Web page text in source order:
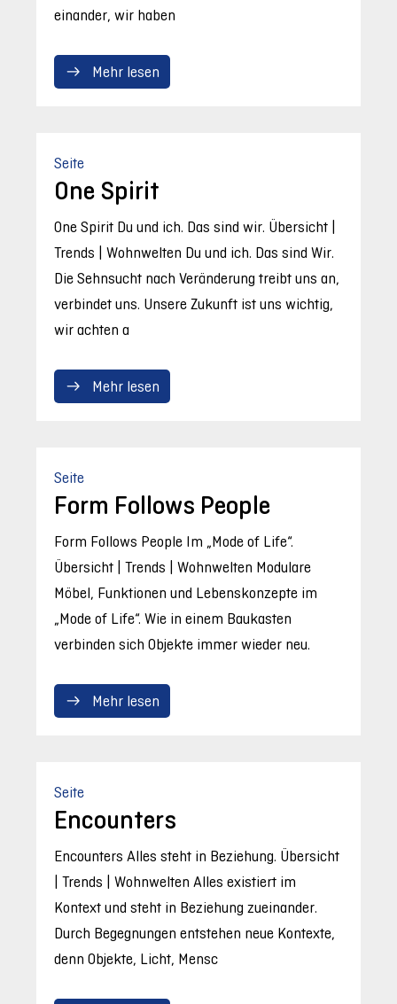
einander, wir haben
Mehr lesen
Seite
One Spirit
One Spirit Du und ich. Das sind wir. Übersicht |
Trends | Wohnwelten Du und ich. Das sind Wir.
Die Sehnsucht nach Veränderung treibt uns an,
verbindet uns. Unsere Zukunft ist uns wichtig,
wir achten a
Mehr lesen
Seite
Form Follows People
Form Follows People Im „Mode of Life“.
Übersicht | Trends | Wohnwelten Modulare
Möbel, Funktionen und Lebenskonzepte im
„Mode of Life“. Wie in einem Baukasten
verbinden sich Objekte immer wieder neu.
Mehr lesen
Seite
Encounters
Encounters Alles steht in Beziehung. Übersicht
| Trends | Wohnwelten Alles existiert im
Kontext und steht in Beziehung zueinander.
Durch Begegnungen entstehen neue Kontexte,
denn Objekte, Licht, Mensc